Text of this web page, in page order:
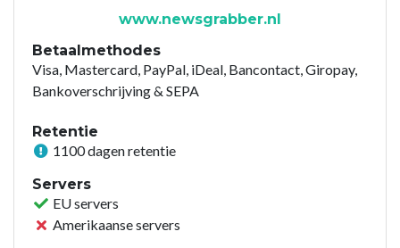
www.newsgrabber.nl
Betaalmethodes
Visa, Mastercard, PayPal, iDeal, Bancontact, Giropay,
Bankoverschrijving & SEPA
Retentie
1100 dagen retentie
Servers
EU servers
Amerikaanse servers